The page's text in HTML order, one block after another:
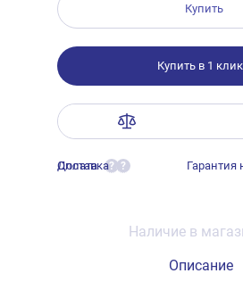
Купить
Купить в 1 клик
Оплата ?
Доставка ? Гарантия
Наличие в
Описание